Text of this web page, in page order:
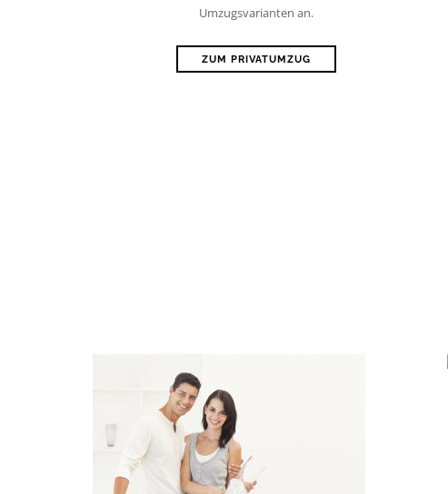
Umzugsvarianten an.
ZUM PRIVATUMZUG